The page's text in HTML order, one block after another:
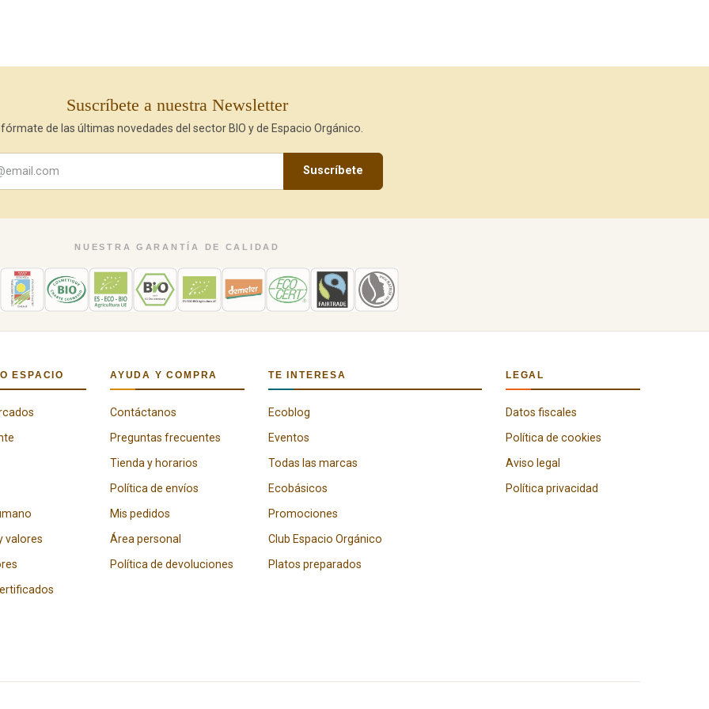
Suscríbete a nuestra Newsletter
de las últimas novedades del sector BIO y de Espacio Orgánico.
Suscríbete
NUESTRA GARANTÍA DE CALIDAD
ESPACIO
valores
AYUDA Y COMPRA
Contáctanos
Preguntas frecuentes
Tienda y horarios
Política de envíos
Mis pedidos
Área personal
Política de devoluciones
TE INTERESA
Ecoblog
Eventos
Todas las marcas
Ecobásicos
Promociones
Club Espacio Orgánico
Platos preparados
LEGAL
Datos fiscales
Política de cookies
Aviso legal
Política privacidad